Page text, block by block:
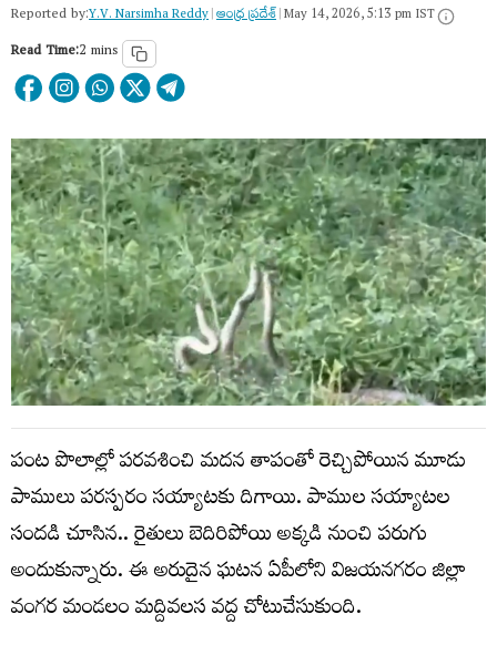
Reported by:Y.V. Narsimha Reddy|ఆంధ్ర ప్రదేశ్|May 14, 2026, 5:13 pm IST
Read Time:2 mins
పంట పొలాల్లో పరవశించి మదన తాపంతో రెచ్చిపోయిన మూడు
పాములు పరస్పరం సయ్యాటకు దిగాయి. పాముల సయ్యాటల
సందడి చూసిన.. రైతులు బెదిరిపోయి అక్కడి నుంచి పరుగు
అందుకున్నారు. ఈ అరుదైన ఘటన ఏపీలోని విజయనగరం జిల్లా
వంగర మండలం మద్దివలస వద్ద చోటుచేసుకుంది.